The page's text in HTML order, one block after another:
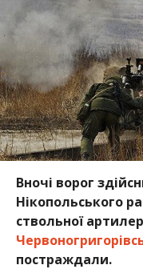
Вночі ворог
Нікопольського
ствольної
постраждали.